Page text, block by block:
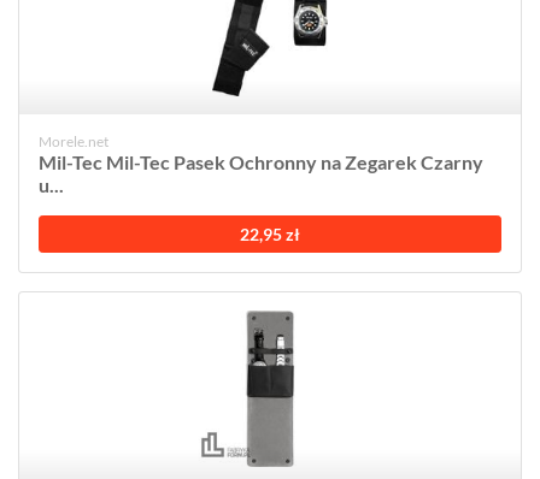
Morele.net
Mil-Tec Mil-Tec Pasek Ochronny na Zegarek Czarny
u...
22,95 zł